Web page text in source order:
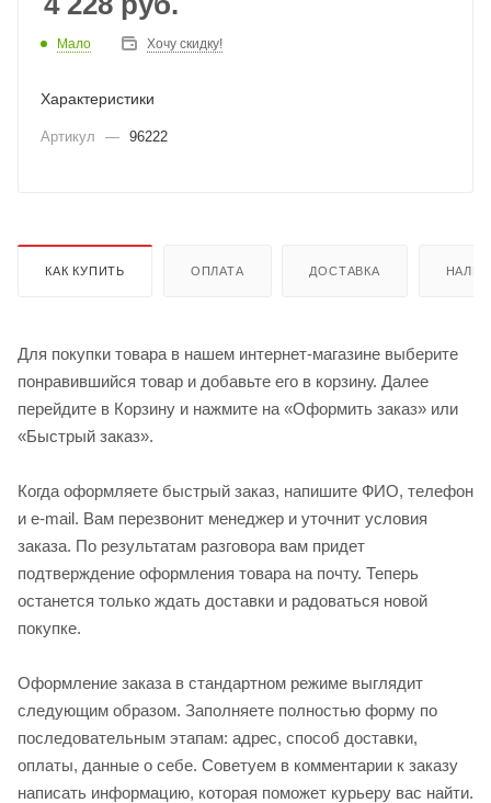
Мало Хочу скидку!
Характеристики
Артикул — 96222
КАК КУПИТЬ ОПЛАТА ДОСТАВКА
Для покупки товара в нашем интернет-магазине выберите
понравившийся товар и добавьте его в корзину. Далее
перейдите в Корзину и нажмите на «Оформить заказ» или
«Быстрый заказ».
Когда оформляете быстрый заказ, напишите ФИО, телефон
и e-mail. Вам перезвонит менеджер и уточнит условия
заказа. По результатам разговора вам придет
подтверждение оформления товара на почту. Теперь
останется только ждать доставки и радоваться новой
покупке.
Оформление заказа в стандартном режиме выглядит
следующим образом. Заполняете полностью форму по
последовательным этапам: адрес, способ доставки,
оплаты, данные о себе. Советуем в комментарии к заказу
написать информацию, которая поможет курьеру вас найти.